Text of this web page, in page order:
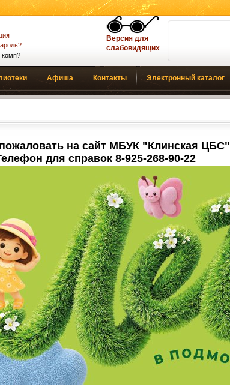
комп?
Версия для
слабовидящих
Афиша Контакты Электронный каталог
на сайт МБУК "Клинская ЦБС"
для справок 8-925-268-90-22